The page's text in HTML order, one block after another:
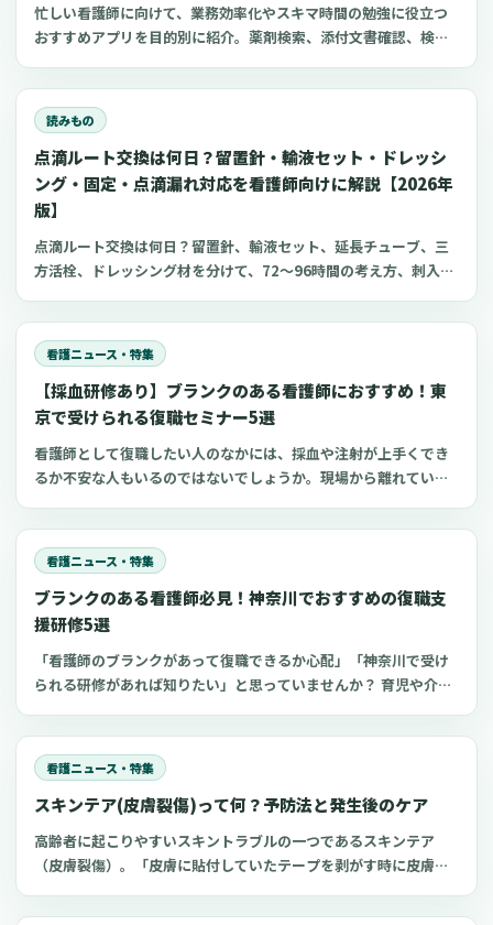
忙しい看護師に向けて、業務効率化やスキマ時間の勉強に役立つ
おすすめアプリを目的別に紹介。薬剤検索、添付文書確認、検査
心電図学習、シフト管理など、現場や復職準備で使いやすいアプ
リをまとめました。
読みもの
点滴ルート交換は何日？留置針・輸液セット・ドレッシ
ング・固定・点滴漏れ対応を看護師向けに解説【2026年
版】
点滴ルート交換は何日？留置針、輸液セット、延長チューブ、三
方活栓、ドレッシング材を分けて、72〜96時間の考え方、刺入部
看護ニュース・特集
【採血研修あり】ブランクのある看護師におすすめ！東
京で受けられる復職セミナー5選
看護師として復職したい人のなかには、採血や注射が上手くでき
るか不安な人もいるのではないでしょうか。現場から離れている
せん。 看護師の復職支援研修で学びと実践を深めれば、ブランク
があっても自信を持って復職できます。 今回は、採血研修も受け
られる東京都のおすすめセミナーをご紹介します。
看護ニュース・特集
ブランクのある看護師必見！神奈川でおすすめの復職支
援研修5選
「看護師のブランクがあって復職できるか心配」「神奈川で受け
られる研修があれば知りたい」と思っていませんか？ 育児や介護
術に不安を抱きやすいもの。 しかし、厚生労働省などはブランク
看護師の復職支援に力を入れているため、研修などを活用するこ
とでスムーズに復職できます。 今回は、神奈川でおすすめのブラ
ンク看護師向け復職支援研修をご紹介します。
看護ニュース・特集
スキンテア(皮膚裂傷)って何？予防法と発生後のケア
高齢者に起こりやすいスキントラブルの一つであるスキンテア
（皮膚裂傷）。「皮膚に貼付していたテープを剥がす時に皮膚が
一度は経験したことがあるのではないでしょうか。 スキンテアに